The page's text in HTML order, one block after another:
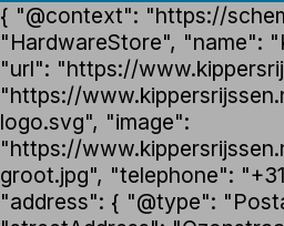
{ "@context": "https://
"HardwareStore", "name":
"url": "https://
"https://
logo.svg", "image":
"https://
groot.jpg", "telephone":
"address": { "@type":